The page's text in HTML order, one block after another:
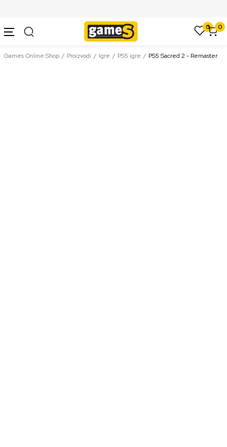
0 0
Games Online Shop Proizvodi Igre PS5 igre PS5 Sacred 2 - Remaster